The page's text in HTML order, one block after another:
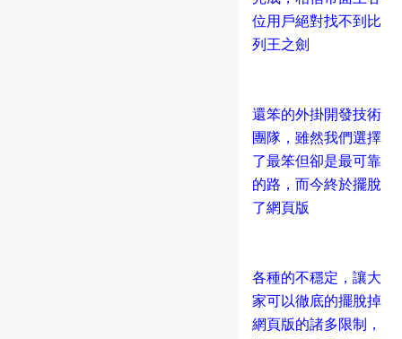
位用戶絕對找不到比
列王之劍
還笨的外掛開發技術
團隊，雖然我們選擇
了最笨但卻是最可靠
的路，而今終於擺脫
了網頁版
各種的不穩定，讓大
家可以徹底的擺脫掉
網頁版的諸多限制，